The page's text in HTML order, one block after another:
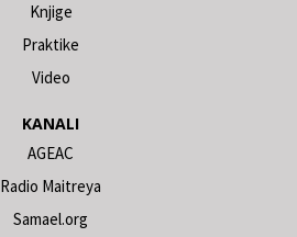
Knjige
Praktike
Video
KANALI
AGEAC
Radio Maitreya
Samael.org